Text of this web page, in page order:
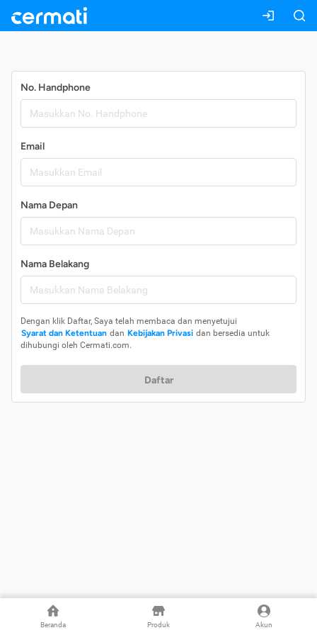
Beranda Produk Akun
No. Handphone
Email
Nama Depan
Nama Belakang
Dengan klik Daftar, Saya telah membaca dan menyetujui
Syarat dan Ketentuan dan Kebijakan Privasi dan bersedia untuk
dihubungi oleh Cermati.com.
Daftar